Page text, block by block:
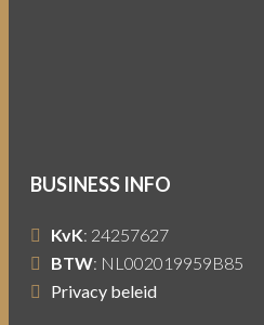
BUSINESS INFO
KvK: 24257627
BTW: NL002019959B85
Privacy beleid